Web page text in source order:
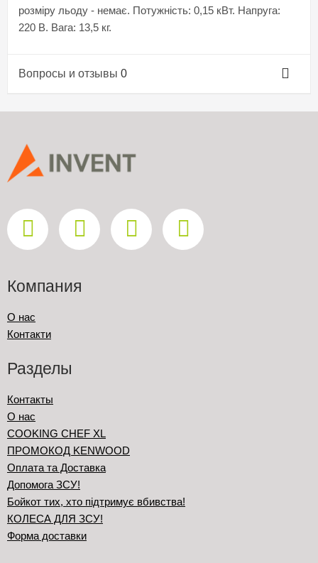
розміру льоду - немає. Потужність: 0,15 кВт. Напруга:
220 В. Вага: 13,5 кг.
Вопросы и отзывы 0
Компания
О нас
Контакти
Разделы
Контакты
О нас
COOKING CHEF XL
ПРОМОКОД KENWOOD
Оплата та Доставка
Допомога ЗСУ!
Бойкот тих, хто підтримує вбивства!
КОЛЕСА ДЛЯ ЗСУ!
Форма доставки